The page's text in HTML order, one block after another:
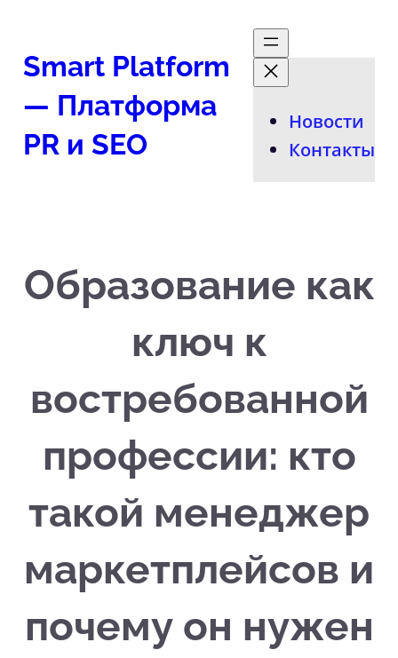
содержимому
Smart Platform
— Платформа
PR и SEO
Новости
Контакты
Образование как
ключ к
востребованной
профессии: кто
такой менеджер
маркетплейсов и
почему он нужен